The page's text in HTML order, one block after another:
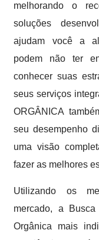
melhorando o
soluções
ajudam você a
podem não ter
conhecer suas
seus serviços
ORGÂNICA
seu desempenho
uma visão
fazer as melhores
Utilizando os
mercado, a
Orgânica mais